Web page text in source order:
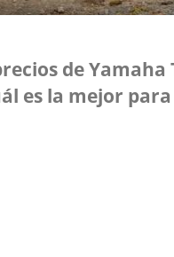
de Yamaha
es la mejor